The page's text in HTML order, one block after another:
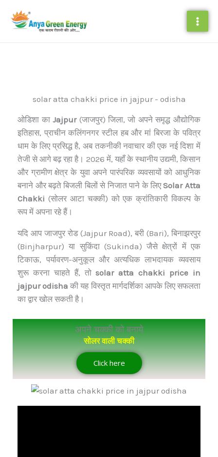
content
solar atta chakki price in jajpur - odisha
ओडिशा काJajpur(जाजपुर) जिला, जो अपने समृद्ध औद्योगिक
इतिहास, प्राचीन कलिंगनगर स्टील हब और मां बिरजा के पवित्र
धाम के लिए प्रसिद्ध है, अब तकनीकी नवाचार की एक नई दिशा में
तेजी से आगे बढ़ रहा है। 2026 में, यहाँ के स्थानीय उद्यमी, किसान
और ग्रामीण क्षेत्र के युवा अपने पारंपरिक व्यवसायों को आधुनिक
बनाने और बढ़ते बिजली बिलों से निजात पाने के लिएSolar Atta
Chakki (सोलर आटा चक्की) को एक क्रांतिकारी विकल्प के
रूप में अपना रहे हैं।
यदि आप जाजपुर रोड (Jajpur Road), बरी (Bari), बिनाझरपुर
(Binjharpur) या सुकिंदा (Sukinda) जैसे क्षेत्रों में एक
टिकाऊ, पर्यावरण-अनुकूल और अत्यधिक लाभदायक व्यवसाय
शुरू करना चाहते हैं, तोsolar atta chakki price in
jajpur odisha की यह विस्तृत मार्गदर्शिका आपके लिए सफलता
का द्वार खोल सकती है।
अपने चक्की को बनाये
सोलर वाली चक्की
Click here